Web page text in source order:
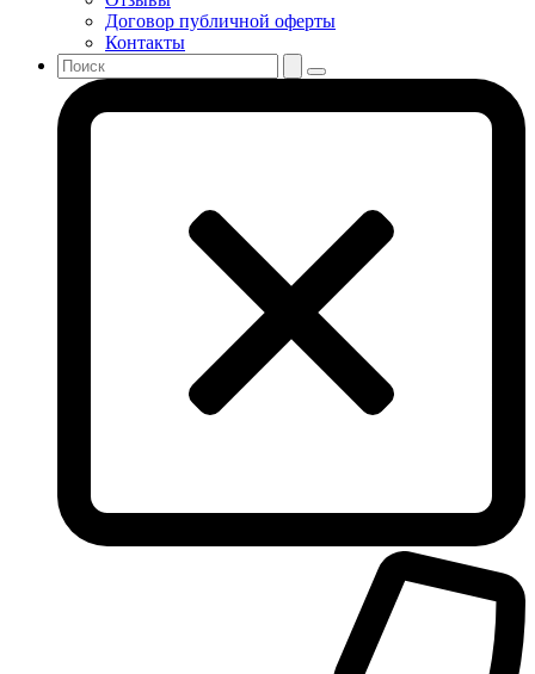
Договор публичной оферты
Контакты